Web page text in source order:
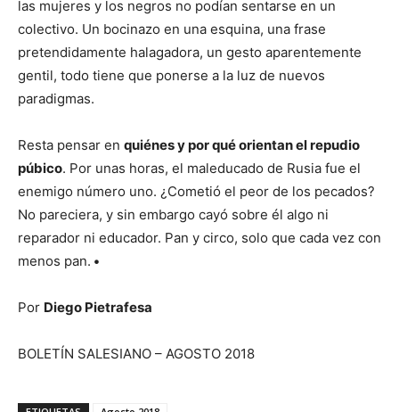
las mujeres y los negros no podían sentarse en un
colectivo. Un bocinazo en una esquina, una frase
pretendidamente halagadora, un gesto aparentemente
gentil, todo tiene que ponerse a la luz de nuevos
paradigmas.
Resta pensar en quiénes y por qué orientan el repudio
púbico. Por unas horas, el maleducado de Rusia fue el
enemigo número uno. ¿Cometió el peor de los pecados?
No pareciera, y sin embargo cayó sobre él algo ni
reparador ni educador. Pan y circo, solo que cada vez con
menos pan. •
Por Diego Pietrafesa
BOLETÍN SALESIANO – AGOSTO 2018